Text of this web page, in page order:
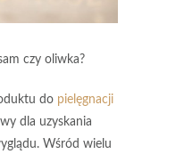
czy oliwka?
do pielęgnacji
dla uzyskania
Wśród wielu